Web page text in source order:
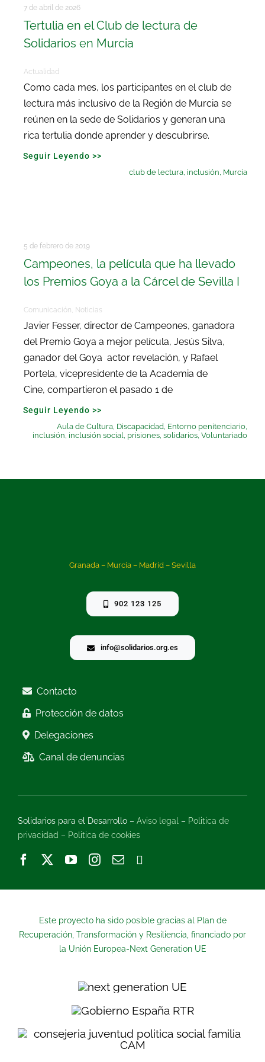
Buscar:
7 de abril de 2026
Tertulia en el Club de lectura de
Solidarios en Murcia
Actualidad
Como cada mes, los participantes en el club de
lectura más inclusivo de la Región de Murcia se
reúnen en la sede de Solidarios y generan una
rica tertulia donde aprender y descubrirse.
Seguir Leyendo >>
club de lectura, inclusión, Murcia
5 de febrero de 2019
Campeones, la película que ha llevado
los Premios Goya a la Cárcel de Sevilla I
Comunicación Noticias
Javier Fesser, director de Campeones, ganadora
del Premio Goya a mejor película, Jesús Silva,
ganador del Goya actor revelación, y Rafael
Portela, vicepresidente de la Academia de
Cine, compartieron el pasado 1 de
Seguir Leyendo >>
Aula de Cultura Discapacidad Entorno penitenciario
inclusión inclusión social prisiones ,solidarios ,Voluntariado
Granada – Murcia – Madrid – Sevilla
902 123 125
info@solidarios.org.es
Contacto
Protección de datos
Delegaciones
Canal de denuncias
Solidarios para el Desarrollo – Aviso legal – Politica de
privacidad – Politica de cookies
Este proyecto ha sido posible gracias al Plan de
Recuperación, Transformación y Resiliencia, financiado por
la Unión Europea-Next Generation UE